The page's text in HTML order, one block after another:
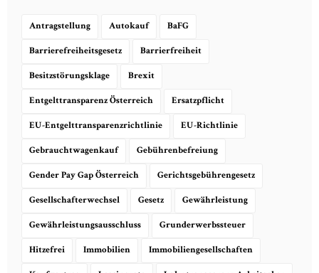
Antragstellung Autokauf BaFG
Barrierefreiheitsgesetz Barrierfreiheit
Besitzstörungsklage Brexit
Entgelttransparenz Österreich Ersatzpflicht
EU-Entgelttransparenzrichtlinie EU-Richtlinie
Gebrauchtwagenkauf Gebührenbefreiung
Gender Pay Gap Österreich Gerichtsgebührengesetz
Gesellschafterwechsel Gesetz Gewährleistung
Gewährleistungsausschluss Grunderwerbssteuer
Hitzefrei Immobilien Immobiliengesellschaften